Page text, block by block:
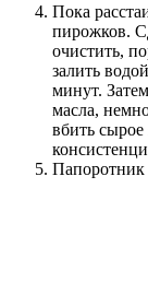
Пока
пирожков.
очистить,
залить
минут.
масла,
вбить
Папоротник